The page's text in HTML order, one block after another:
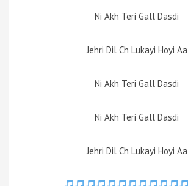
Ni Akh Teri Gall Dasdi
Jehri Dil Ch Lukayi Hoyi Aa
Ni Akh Teri Gall Dasdi
Ni Akh Teri Gall Dasdi
Jehri Dil Ch Lukayi Hoyi Aa